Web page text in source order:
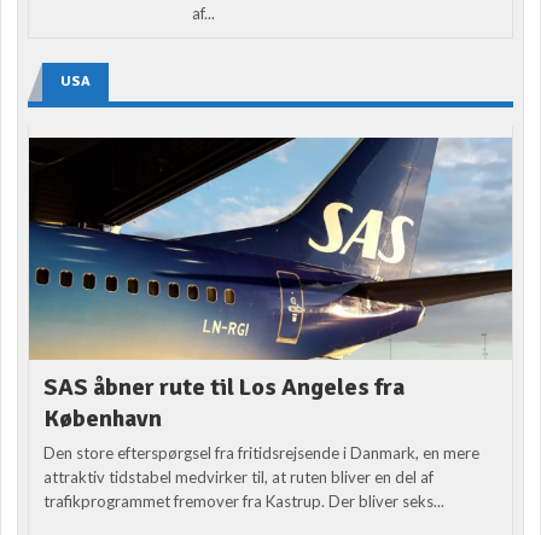
af...
USA
SAS åbner rute til Los Angeles fra
København
Den store efterspørgsel fra fritidsrejsende i Danmark, en mere
attraktiv tidstabel medvirker til, at ruten bliver en del af
trafikprogrammet fremover fra Kastrup. Der bliver seks...